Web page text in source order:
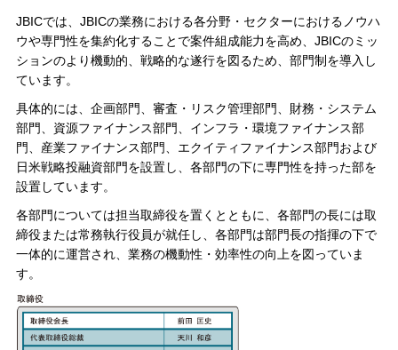
JBICでは、JBICの業務における各分野・セクターにおけるノウハ
ウや専門性を集約化することで案件組成能力を高め、JBICのミッ
ションのより機動的、戦略的な遂行を図るため、部門制を導入し
ています。
具体的には、企画部門、審査・リスク管理部門、財務・システム
部門、資源ファイナンス部門、インフラ・環境ファイナンス部
門、産業ファイナンス部門、エクイティファイナンス部門および
日米戦略投融資部門を設置し、各部門の下に専門性を持った部を
設置しています。
各部門については担当取締役を置くとともに、各部門の長には取
締役または常務執行役員が就任し、各部門は部門長の指揮の下で
一体的に運営され、業務の機動性・効率性の向上を図っていま
す。